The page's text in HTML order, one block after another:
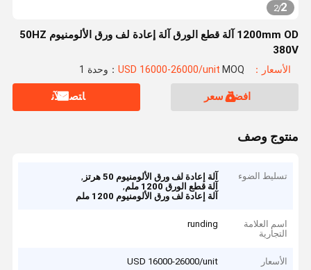
2
/
2
1200mm OD آلة قطع الورق آلة إعادة لف ورق الألومنيوم 50HZ
380V
الأسعار：USD 16000-26000/unit MOQ：وحدة 1
افضل سعر ﺎﺘﺼﻟ ﺍﻶﻧ
منتوج وصف
تسليط الضوء آلة إعادة لف ورق الألومنيوم 50 هرتز
,
آلة قطع الورق 1200 ملم
,
آلة إعادة لف ورق الألومنيوم 1200 ملم
اسم العلامة
التجارية
runding
الأسعار USD 16000-26000/unit